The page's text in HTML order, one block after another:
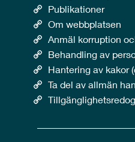
Publikationer
Om webbplatsen
Anmäl korruption
Behandling av
Hantering av kakor
Ta del av allmän